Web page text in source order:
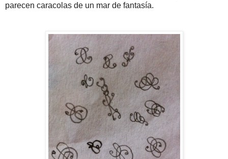
parecen caracolas de un mar de fantasía.